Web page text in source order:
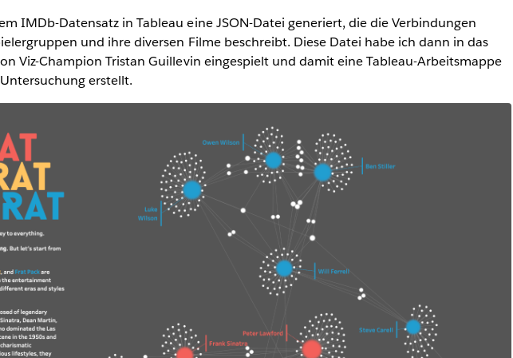
IMDb-Datensatz in Tableau eine JSON-Datei generiert, die die Verbindungen
und ihre diversen Filme beschreibt. Diese Datei habe ich dann in das
Viz-Champion Tristan Guillevin eingespielt und damit eine Tableau-Arbeitsmappe
erstellt.